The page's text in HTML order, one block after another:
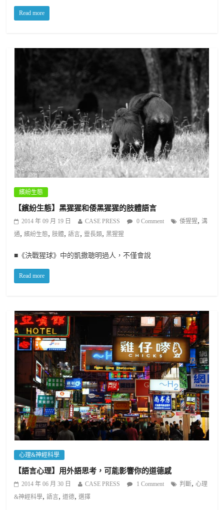
Read more
繽紛生態
【繽紛生態】黑猩猩和倭黑猩猩的肢體語言
2014 年 09 月 19 日 CASE PRESS 0 Comment 倭猩猩,溝
通,繽紛生態,肢體,語言, 靈長類,黑猩猩
■《決戰猩球》中的凱撒聰明過人，不僅會說
Read more
心理&神經科學
【語言心理】用外語思考，可能影響你的道德感
2014 年 06 月 30 日 CASE PRESS 1 Comment 判斷,心理
&神經科學,語言,道德,選擇